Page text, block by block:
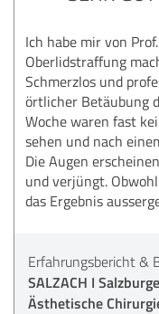
Ich habe mir von
Oberlidstraffung
Schmerzlos und
örtlicher Betäubung
Woche waren fast
sehen und nach
Die Augen
und verjüngt.
das Ergebnis
Erfahrungsbericht &
SALZACH I
Ästhetische